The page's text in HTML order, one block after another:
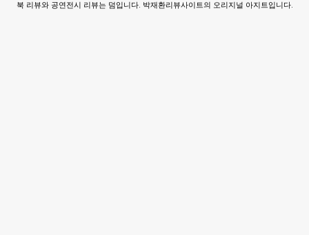
북 리뷰와 공연전시 리뷰는 덤입니다. 박재환리뷰사이트의 오리지널 아지트입니다.